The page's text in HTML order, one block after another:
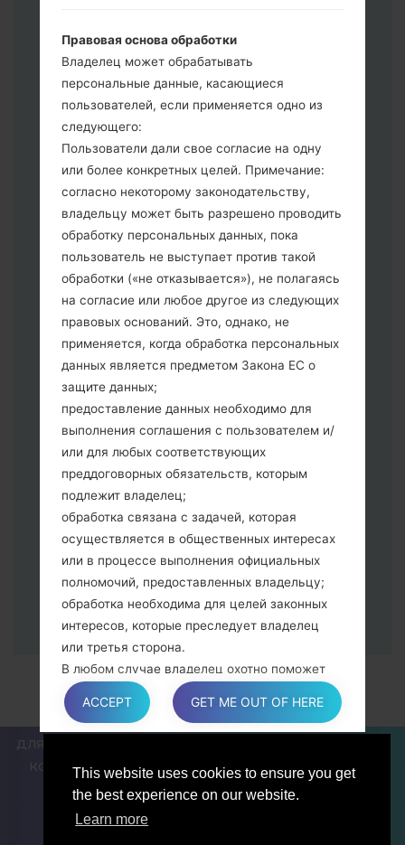
This website uses cookies to ensure you get
the best experience on our website.
Learn more
Если вы хотите прошить телефон и
сбросить к заводским настройкам
выберите CSC _ ***, в другом случае
выберите HOME_CSC _ *** для
сохранения Ваших данных.
Теперь выключите устройство и
войдите в "Download" режим. Все
методы как это сделать:
Нажмите и удерживайте клавиши:
питание, громкости и Bixbi.
Нажмите и удерживайте клавиши:
регулировки громкости. Подключив
телефон к ПК используя USB кабель.
Нажмите и удерживайте клавиши:
питание, громкости и домой.
Подключите USB кабель и нажмите
клавиши: уменьшение звука и Bixbi.
Нажмите и удерживайте клавиши:
питания и увеличения громкости
Далее подключите к компьютеру,
программа Odin должна определить
Ваш девайс и "COM port number"
появится на экране.
Укажите только "F.Reset" время и "Auto-
Reboot".
В конце нажмите кнопку "Start". Ваше
устройство перезагрузится и
отсоединится от ПК.
ДЛЯ БЛОГЕРОВ И ПИСАТЕЛЕЙ
КОНТАКТЫ
ПОЛИТИКА КОНФИДЕНЦИАЛЬНОСТИ
УСЛОВИЯ ОБСЛУЖИВАНИЯ
Правовая основа обработки
Владелец может обрабатывать
персональные данные, касающиеся
пользователей, если применяется одно из
следующего:
Пользователи дали свое согласие на одну
или более конкретных целей. Примечание:
согласно некоторому законодательству,
владельцу может быть разрешено проводить
обработку персональных данных, пока
пользователь не выступает против такой
обработки («не отказывается»), не полагаясь
на согласие или любое другое из следующих
правовых оснований. Это, однако, не
применяется, когда обработка персональных
данных является предметом Закона ЕС о
защите данных;
предоставление данных необходимо для
выполнения соглашения с пользователем и/
или для любых соответствующих
преддоговорных обязательств, которым
подлежит владелец;
обработка связана с задачей, которая
осуществляется в общественных интересах
или в процессе выполнения официальных
полномочий, предоставленных владельцу;
обработка необходима для целей законных
интересов, которые преследует владелец
или третья сторона.
В любом случае владелец охотно поможет
объяснить конкретную правовую основу,
которая применяется к обработке, и в
частности, является ли предоставление
договорным условием, или же условием,
необходимым для заключения договора.
ACCEPT GET ME OUT OF HERE